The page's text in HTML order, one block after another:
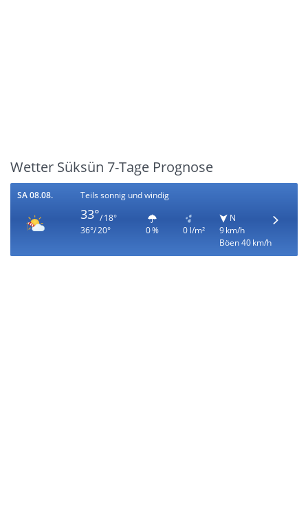
Wetter Süksün 7-Tage Prognose
SA 08.08. Teils sonnig und windig
33°/ 18°
36°/ 20°
0 % 0 l/m²
N
9 km/h
Böen 40 km/h